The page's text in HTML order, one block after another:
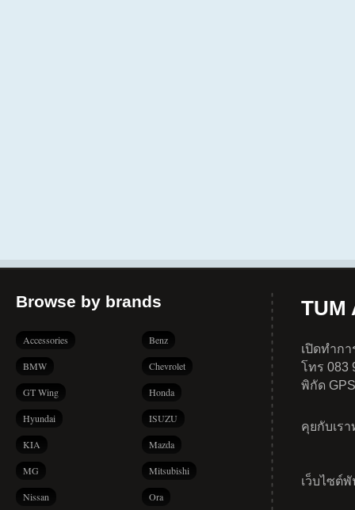
Browse by brands
Accessories Benz
BMW Chevrolet
GT Wing Honda
Hyundai ISUZU
KIA Mazda
MG Mitsubishi
Nissan Ora
TUM
เปิดทำก
โทร 083
พิกัด
คุยกับเร
เว็บไซต์